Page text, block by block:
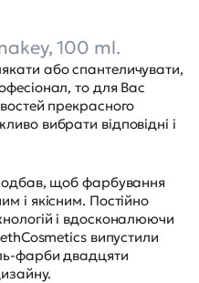
100 ml.
або спантеличувати,
то для Вас
прекрасного
вибрати відповідні і
щоб фарбування
і якісним. Постійно
і вдосконалюючи
випустили
фарби двадцяти